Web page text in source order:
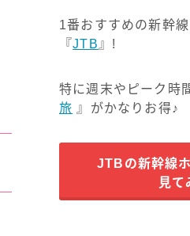
1番おすすめの新幹
『JTB 』!
特に週末やピーク時
旅 』がかなりお得♪
JTBの新幹線
見て